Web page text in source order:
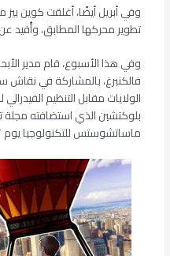
وفي أبريل أيضًا، أغلقت كوين
تطوير محركها المطابق، وأُفيد عن
وفي هذا الأسبوع، قام مدير
فالكنبرغ، بالمشاركة في
الولايات مقابل التنظيم
بلوكتشين الذي استضافته مجلة
ماساتشوستس للتكنولوجيا يوم ٢ مايو.